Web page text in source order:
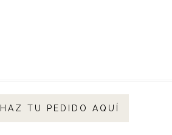
HAZ TU PEDIDO AQUÍ